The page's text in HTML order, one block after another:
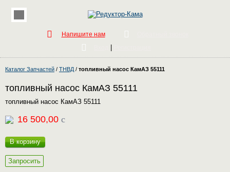
Напишите нам
Каталог Запчастей / ТНВД / топливный насос КамАЗ 55111
топливный насос КамАЗ 55111
топливный насос КамАЗ 55111
16 500,00 c
В корзину
Запросить